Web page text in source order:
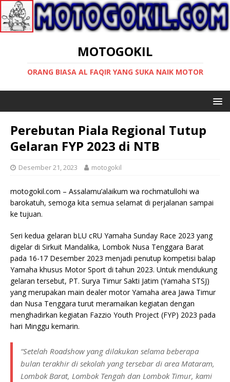
MOTOGOKIL
ORANG BIASA AL FAQIR YANG SUKA NAIK MOTOR
Perebutan Piala Regional Tutup
Gelaran FYP 2023 di NTB
Desember 21, 2023 motogokil
motogokil.com – Assalamu’alaikum wa rochmatullohi wa
barokatuh, semoga kita semua selamat di perjalanan sampai
ke tujuan.
Seri kedua gelaran bLU cRU Yamaha Sunday Race 2023 yang
digelar di Sirkuit Mandalika, Lombok Nusa Tenggara Barat
pada 16-17 Desember 2023 menjadi penutup kompetisi balap
Yamaha khusus Motor Sport di tahun 2023. Untuk mendukung
gelaran tersebut, PT. Surya Timur Sakti Jatim (Yamaha STSJ)
yang merupakan main dealer motor Yamaha area Jawa Timur
dan Nusa Tenggara turut meramaikan kegiatan dengan
menghadirkan kegiatan Fazzio Youth Project (FYP) 2023 pada
hari Minggu kemarin.
“Setelah Roadshow yang dilakukan selama beberapa
bulan terakhir di sekolah yang tersebar di area Mataram,
Lombok Barat, Lombok Tengah dan Lombok Timur, kami